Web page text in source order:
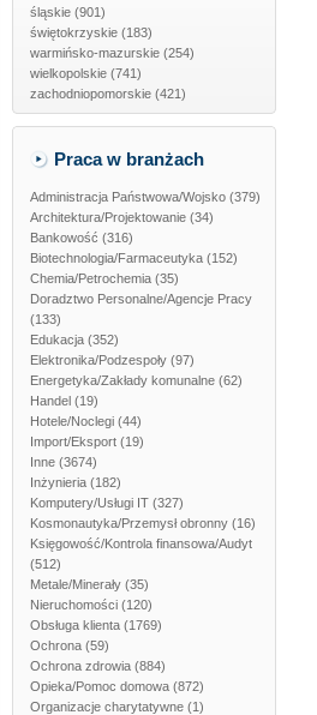
śląskie (901)
świętokrzyskie (183)
warmińsko-mazurskie (254)
wielkopolskie (741)
zachodniopomorskie (421)
Praca w branżach
Administracja Państwowa/Wojsko (379)
Architektura/Projektowanie (34)
Bankowość (316)
Biotechnologia/Farmaceutyka (152)
Chemia/Petrochemia (35)
Doradztwo Personalne/Agencje Pracy
(133)
Edukacja (352)
Elektronika/Podzespoły (97)
Energetyka/Zakłady komunalne (62)
Handel (19)
Hotele/Noclegi (44)
Import/Eksport (19)
Inne (3674)
Inżynieria (182)
Komputery/Usługi IT (327)
Kosmonautyka/Przemysł obronny (16)
Księgowość/Kontrola finansowa/Audyt
(512)
Metale/Minerały (35)
Nieruchomości (120)
Obsługa klienta (1769)
Ochrona (59)
Ochrona zdrowia (884)
Opieka/Pomoc domowa (872)
Organizacje charytatywne (1)